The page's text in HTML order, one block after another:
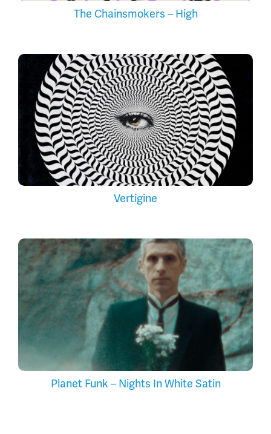
The Chainsmokers – High
Vertigine
Planet Funk – Nights In White Satin